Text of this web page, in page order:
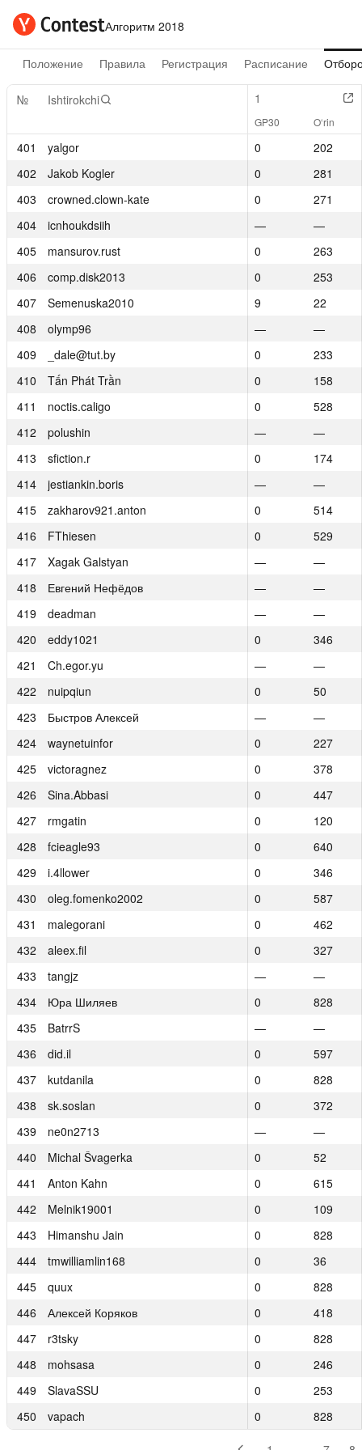
Алгоритм 2018
Положение Правила Регистрация Расписание
№ Ishtirokchi 1
GP30 O‘rin
401 yalgor 0
202
402
Jakob Kogler 0
281
403
crowned.clown-kate 0
271
404
icnhoukdsiih —
—
405
mansurov.rust 0
263
406
comp.disk2013 0
253
407
Semenuska2010 9
22
408
olymp96 —
—
409
_dale@tut.by 0
233
410
Tấn Phát Trần 0
158
411
noctis.caligo 0
528
412
polushin —
—
413
sfiction.r 0
174
414
jestiankin.boris —
—
415
zakharov921.anton 0
514
416
FThiesen 0
529
417
Xagak Galstyan —
—
418
Евгений Нефёдов —
—
419
deadman —
—
420
eddy1021 0
346
421
Ch.egor.yu —
—
422
nuipqiun 0
50
423
Быстров Алексей —
—
424
waynetuinfor 0
227
425
victoragnez 0
378
426
Sina.Abbasi 0
447
427
rmgatin 0
120
428
fcieagle93 0
640
429
i.4llower 0
346
430
oleg.fomenko2002 0
587
431
malegorani 0
462
432
aleex.fil 0
327
433
tangjz —
—
434
Юра Шиляев 0
828
435
BatrrS —
—
436
did.il 0
597
437
kutdanila 0
828
438
sk.soslan 0
372
439
ne0n2713 —
—
440
Michal Švagerka 0
52
441
Anton Kahn 0
615
442
Melnik19001 0
109
443
Himanshu Jain 0
828
444
tmwilliamlin168 0
36
445
quux 0
828
446
Алексей Коряков 0
418
447
r3tsky 0
828
448
mohsasa 0
246
449
SlavaSSU 0
253
450
vapach 0 828
№ Ishtirokchi 1
GP30 O‘rin
401 yalgor 0
202
402
Jakob Kogler 0
281
403
crowned.clown-kate 0
271
404
icnhoukdsiih —
—
405
mansurov.rust 0
263
406
comp.disk2013 0
253
407
Semenuska2010 9
22
408
olymp96 —
—
409
_dale@tut.by 0
233
410
Tấn Phát Trần 0
158
411
noctis.caligo 0
528
412
polushin —
—
413
sfiction.r 0
174
414
jestiankin.boris —
—
415
zakharov921.anton 0
514
416
FThiesen 0
529
417
Xagak Galstyan —
—
418
Евгений Нефёдов —
—
419
deadman —
—
420
eddy1021 0
346
421
Ch.egor.yu —
—
422
nuipqiun 0
50
423
Быстров Алексей —
—
424
waynetuinfor 0
227
425
victoragnez 0
378
426
Sina.Abbasi 0
447
427
rmgatin 0
120
428
fcieagle93 0
640
429
i.4llower 0
346
430
oleg.fomenko2002 0
587
431
malegorani 0
462
432
aleex.fil 0
327
433
tangjz —
—
434
Юра Шиляев 0
828
435
BatrrS —
—
436
did.il 0
597
437
kutdanila 0
828
438
sk.soslan 0
372
439
ne0n2713 —
—
440
Michal Švagerka 0
52
441
Anton Kahn 0
615
442
Melnik19001 0
109
443
Himanshu Jain 0
828
444
tmwilliamlin168 0
36
445
quux 0
828
446
Алексей Коряков 0
418
447
r3tsky 0
828
448
mohsasa 0
246
449
SlavaSSU 0
253
450
vapach 0 828